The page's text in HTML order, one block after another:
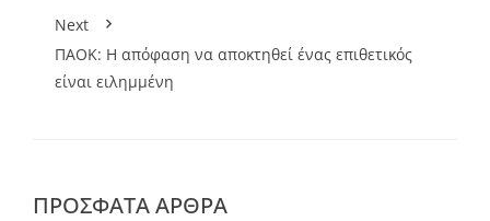
Next
ΠΑΟΚ: Η απόφαση να αποκτηθεί ένας επιθετικός
είναι ειλημμένη
ΠΡΌΣΦΑΤΑ ΆΡΘΡΑ